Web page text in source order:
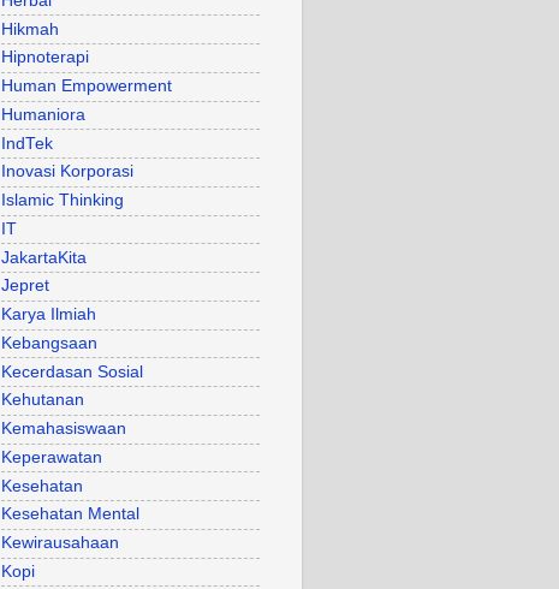
Hikmah
Hipnoterapi
Human Empowerment
Humaniora
IndTek
Inovasi Korporasi
Islamic Thinking
IT
JakartaKita
Jepret
Karya Ilmiah
Kebangsaan
Kecerdasan Sosial
Kehutanan
Kemahasiswaan
Keperawatan
Kesehatan
Kesehatan Mental
Kewirausahaan
Kopi